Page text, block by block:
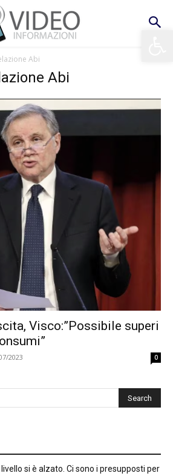
Abi
Abi
Visco:”Possibile superi
2023 0
livello si è alzato. Ci sono i presupposti per